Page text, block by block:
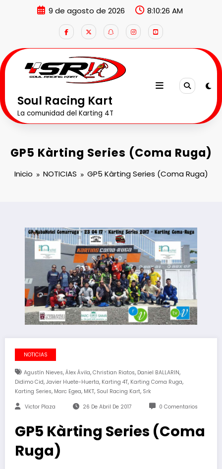
9 de agosto de 2026 8:10:27 AM
Soul Racing Kart
La comunidad del Karting 4T
GP5 Kàrting Series (Coma Ruga)
Inicio NOTICIAS GP5 Kàrting Series (Coma Ruga)
NOTICIAS
Agustín Nieves, Álex Ávila, Christian Riatos, Daniel BALLARIN,
Didimo Cid, Javier Huete-Huerta, Karting 4T, Karting Coma Ruga,
Karting Series, Marc Egea, MKT, Soul Racing Kart, Srk
Victor Plaza 26 De Abril De 2017 0 Comentarios
GP5 Kàrting Series (Coma
Ruga)